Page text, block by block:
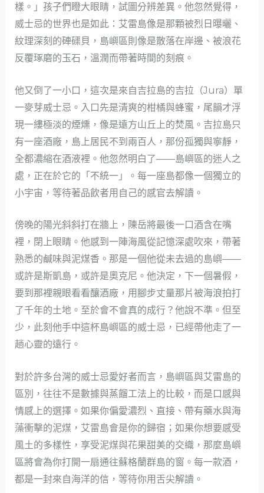
樣。」孩子們瞪大眼睛，試圖分辨差異。他忽然覺得，
威士忌的世界也是如此：艾雷島像是那顆被烈日曝曬、
紋理深刻的硨磲貝，島嶼區則像是散落在岸邊、被浪花
反覆琢磨的玉石，溫潤而帶著時間的刻痕。
他又倒了一小口，這次是來自吉拉島的吉拉（Jura）單
一麥芽威士忌。入口先是清爽的柑橘與蜂蜜，尾韻才浮
現一縷極淡的煙燻，像是遠方山丘上的焚風。吉拉島只
有一座酒廠，島上居民不到兩百人，那份孤獨與寧靜，
全都濃縮在酒液裡。他忽然明白了——島嶼區的迷人之
處，正在於它的「不統一」。每一座島都像一個獨立的
小宇宙，等待著品飲者用自己的感官去解讀。
傍晚的陽光斜斜打在牆上，陳岳將最後一口酒含在嘴
裡，閉上眼睛。他感到一陣海風從記憶深處吹來，帶著
熟悉的鹹味與泥煤香。那是一個他從未去過的島嶼——
或許是斯凱島，或許是奧克尼。他決定，下一個暑假，
要到那裡親眼看看釀酒廠，用腳步丈量那片被海浪拍打
了千年的土地。至於會不會真的成行？他說不準。但至
少，此刻他手中這杯島嶼區的威士忌，已經帶他走了一
趟心靈的遠行。
對於許多台灣的威士忌愛好者而言，島嶼區與艾雷島的
區別，往往不是數據與蒸餾工法上的比較，而是口感與
情感上的選擇。如果你偏愛濃烈、直接、帶有藥水與海
藻衝擊的泥煤，艾雷島會是你的歸宿；如果你想要感受
風土的多樣性，享受泥煤與花果甜美的交織，那麼島嶼
區將會為你打開一扇通往蘇格蘭群島的窗。每一款酒，
都是一封來自海洋的信，等待你用舌尖解讀。